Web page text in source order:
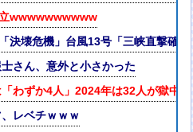
wwwwwwwwww
決壊危機」台風13号「三峡直撃確
さん、意外と小さかった
わずか4人」2024年は32人が獄中
レベチｗｗｗ